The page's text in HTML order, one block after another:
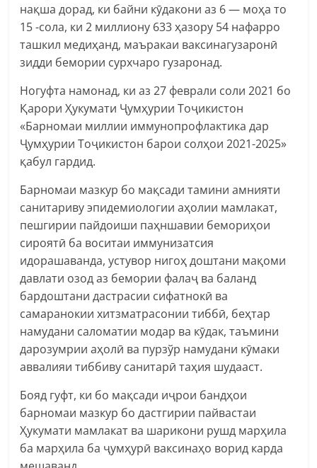
нақша дорад, ки байни кӯдакони аз 6 — моҳа то
15 -сола, ки 2 миллиону 633 ҳазору 54 нафарро
ташкил медиҳанд, маъракаи ваксинагузаронӣ
зидди бемории сурхчаро гузаронад.
Ногуфта намонад, ки аз 27 феврали соли 2021 бо
Қарори Ҳукумати Ҷумҳурии Тоҷикистон
«Барномаи миллии иммунопрофлактика дар
Ҷумҳурии Тоҷикистон барои солҳои 2021-2025»
қабул гардид.
Барномаи мазкур бо мақсади тамини амнияти
санитариву эпидемиологии аҳолии мамлакат,
пешгирии пайдоиши паҳншавии бемориҳои
сироятӣ ба воситаи иммунизатсия
идорашаванда, устувор нигоҳ доштани мақоми
давлати озод аз бемории фалаҷ ва баланд
бардоштани дастрасии сифатнокӣ ва
самаранокии хитзматрасонии тиббӣ, беҳтар
намудани саломатии модар ва кӯдак, таъмини
дарозумрии аҳолӣ ва пурзўр намудани кӯмаки
аввалияи тиббиву санитарӣ таҳия шудааст.
Бояд гуфт, ки бо мақсади иҷрои бандҳои
барномаи мазкур бо дастгирии пайвастаи
Ҳукумати мамлакат ва шарикони рушд марҳила
ба марҳила ба ҷумҳурӣ ваксинаҳо ворид карда